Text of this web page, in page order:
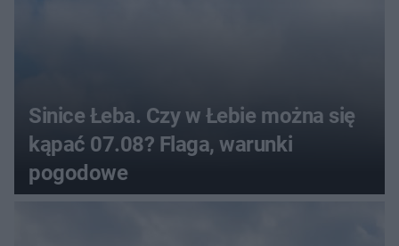
Sinice Łeba. Czy w Łebie można się
kąpać 07.08? Flaga, warunki
pogodowe